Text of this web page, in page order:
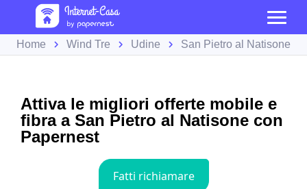
Home Wind Tre Udine San Pietro al Natisone